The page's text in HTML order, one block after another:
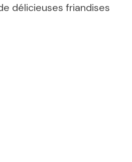
délicieuses friandises